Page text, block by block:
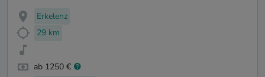
Erkelenz
29 km
ab 1250 €